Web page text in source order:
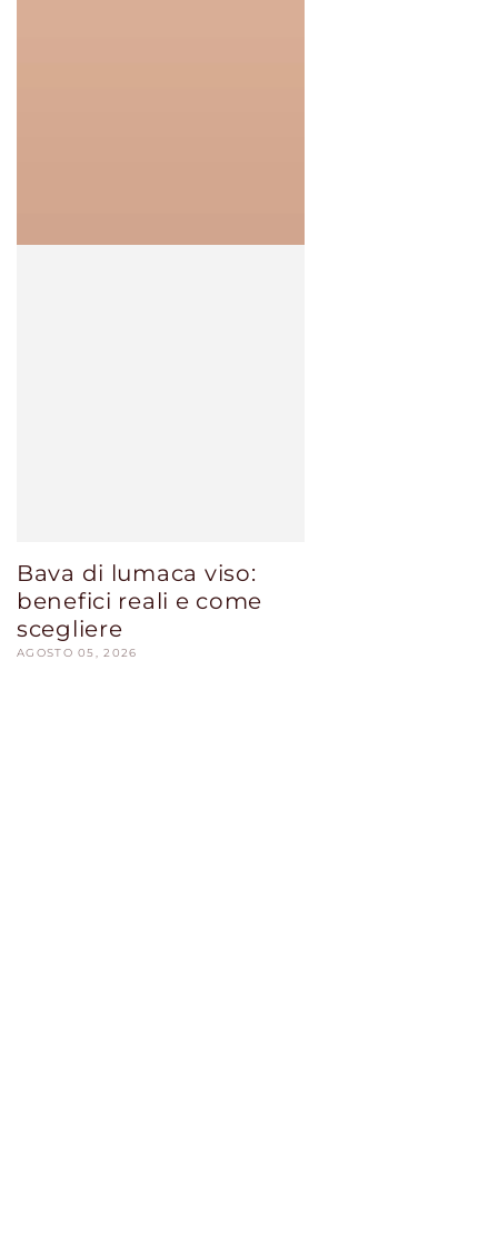
Bava di lumaca viso:
benefici reali e come
scegliere
AGOSTO 05, 2026